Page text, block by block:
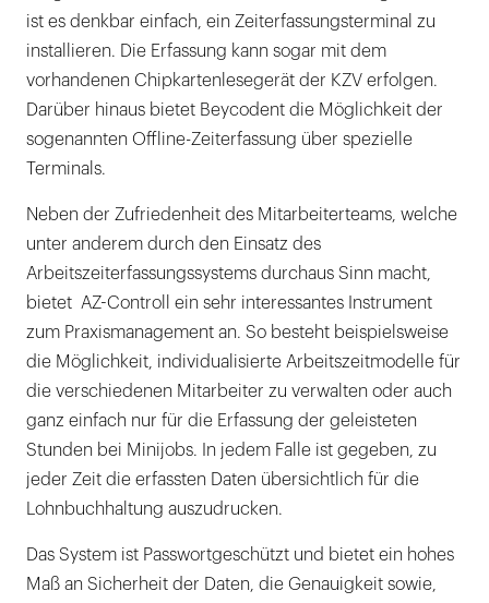
ist es denkbar einfach, ein Zeiterfassungsterminal zu
installieren. Die Erfassung kann sogar mit dem
vorhandenen Chipkartenlesegerät der KZV erfolgen.
Darüber hinaus bietet Beycodent die Möglichkeit der
sogenannten Offline-Zeiterfassung über spezielle
Terminals.
Neben der Zufriedenheit des Mitarbeiterteams, welche
unter anderem durch den Einsatz des
Arbeitszeiterfassungssystems durchaus Sinn macht,
bietet AZ-Controll ein sehr interessantes Instrument
zum Praxismanagement an. So besteht beispielsweise
die Möglichkeit, individualisierte Arbeitszeitmodelle für
die verschiedenen Mitarbeiter zu verwalten oder auch
ganz einfach nur für die Erfassung der geleisteten
Stunden bei Minijobs. In jedem Falle ist gegeben, zu
jeder Zeit die erfassten Daten übersichtlich für die
Lohnbuchhaltung auszudrucken.
Das System ist Passwortgeschützt und bietet ein hohes
Maß an Sicherheit der Daten, die Genauigkeit sowie,